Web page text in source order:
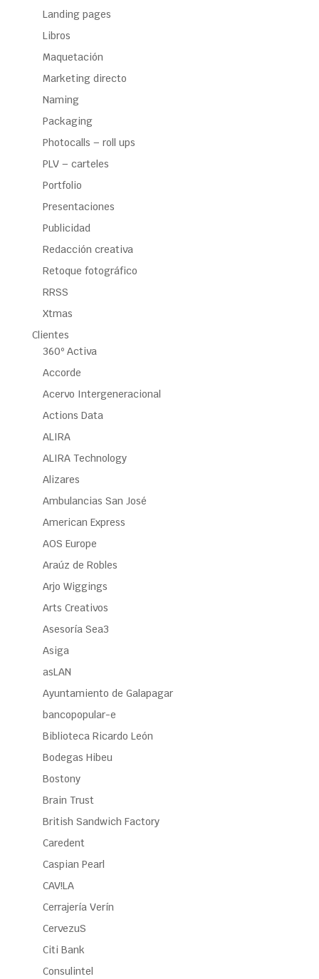
Landing pages
Libros
Maquetación
Marketing directo
Naming
Packaging
Photocalls – roll ups
PLV – carteles
Portfolio
Presentaciones
Publicidad
Redacción creativa
Retoque fotográfico
RRSS
Xtmas
Clientes
360º Activa
Accorde
Acervo Intergeneracional
Actions Data
ALIRA
ALIRA Technology
Alizares
Ambulancias San José
American Express
AOS Europe
Araúz de Robles
Arjo Wiggings
Arts Creativos
Asesoría Sea3
Asiga
asLAN
Ayuntamiento de Galapagar
bancopopular-e
Biblioteca Ricardo León
Bodegas Hibeu
Bostony
Brain Trust
British Sandwich Factory
Caredent
Caspian Pearl
CAV!LA
Cerrajería Verín
CervezuS
Citi Bank
Consulintel